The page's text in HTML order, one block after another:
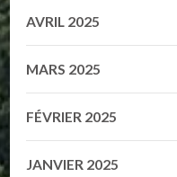
AVRIL 2025
MARS 2025
FÉVRIER 2025
JANVIER 2025